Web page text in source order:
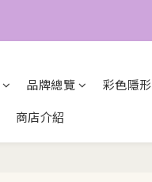
品牌總覽
彩色隱
商店介紹